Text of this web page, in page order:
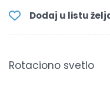
Dodaj u listu
Rotaciono svetlo